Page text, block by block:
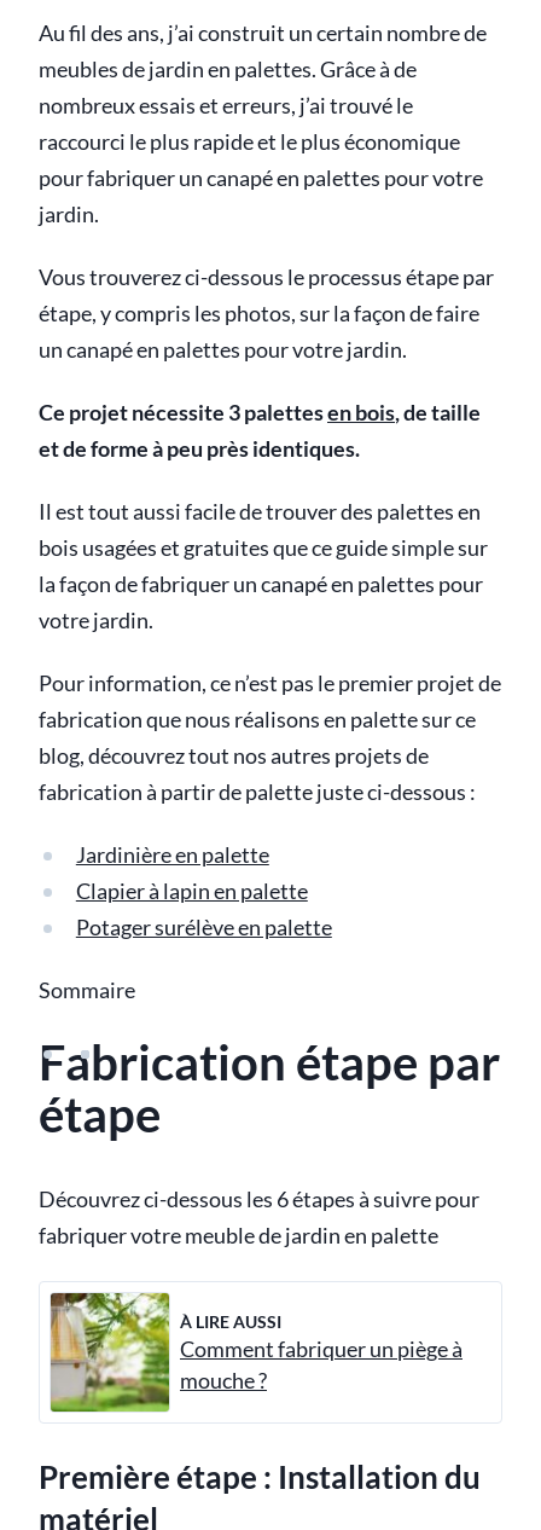
Au fil des ans, j’ai construit un certain nombre de
meubles de jardin en palettes. Grâce à de
nombreux essais et erreurs, j’ai trouvé le
raccourci le plus rapide et le plus économique
pour fabriquer un canapé en palettes pour votre
jardin.
Vous trouverez ci-dessous le processus étape par
étape, y compris les photos, sur la façon de faire
un canapé en palettes pour votre jardin.
Ce projet nécessite 3 palettesen bois, de taille
et de forme à peu près identiques.
Il est tout aussi facile de trouver des palettes en
bois usagées et gratuites que ce guide simple sur
la façon de fabriquer un canapé en palettes pour
votre jardin.
Pour information, ce n’est pas le premier projet de
fabrication que nous réalisons en palette sur ce
blog, découvrez tout nos autres projets de
fabrication à partir de palette juste ci-dessous :
Jardinière en palette
Clapier à lapin en palette
Potager surélève en palette
Sommaire
Fabrication étape par
étape
Découvrez ci-dessous les 6 étapes à suivre pour
fabriquer votre meuble de jardin en palette
À LIRE AUSSI
Comment fabriquer un piège à
mouche ?
Première étape : Installation du
matériel